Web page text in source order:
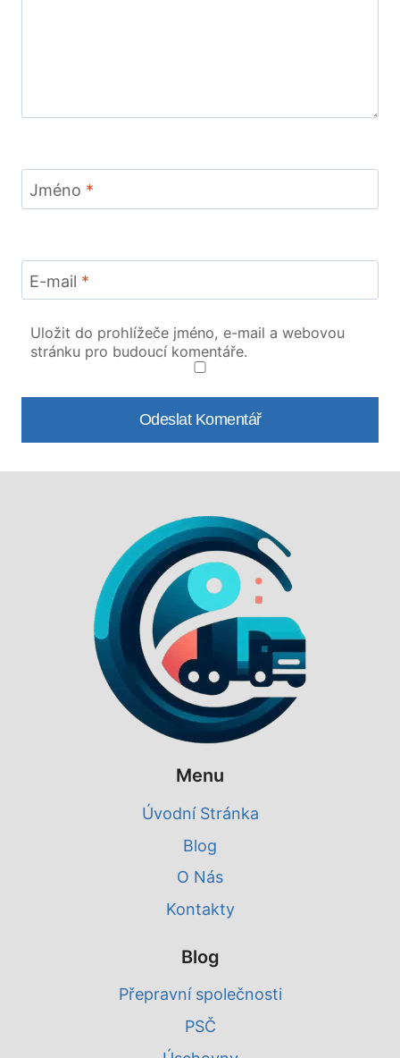
Jméno *
E-mail *
Uložit do prohlížeče jméno, e-mail a webovou
stránku pro budoucí komentáře.
Menu
Úvodní Stránka
Blog
O Nás
Kontakty
Blog
Přepravní společnosti
PSČ